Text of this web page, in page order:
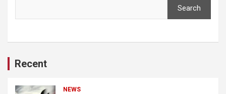
Search
Recent
NEWS